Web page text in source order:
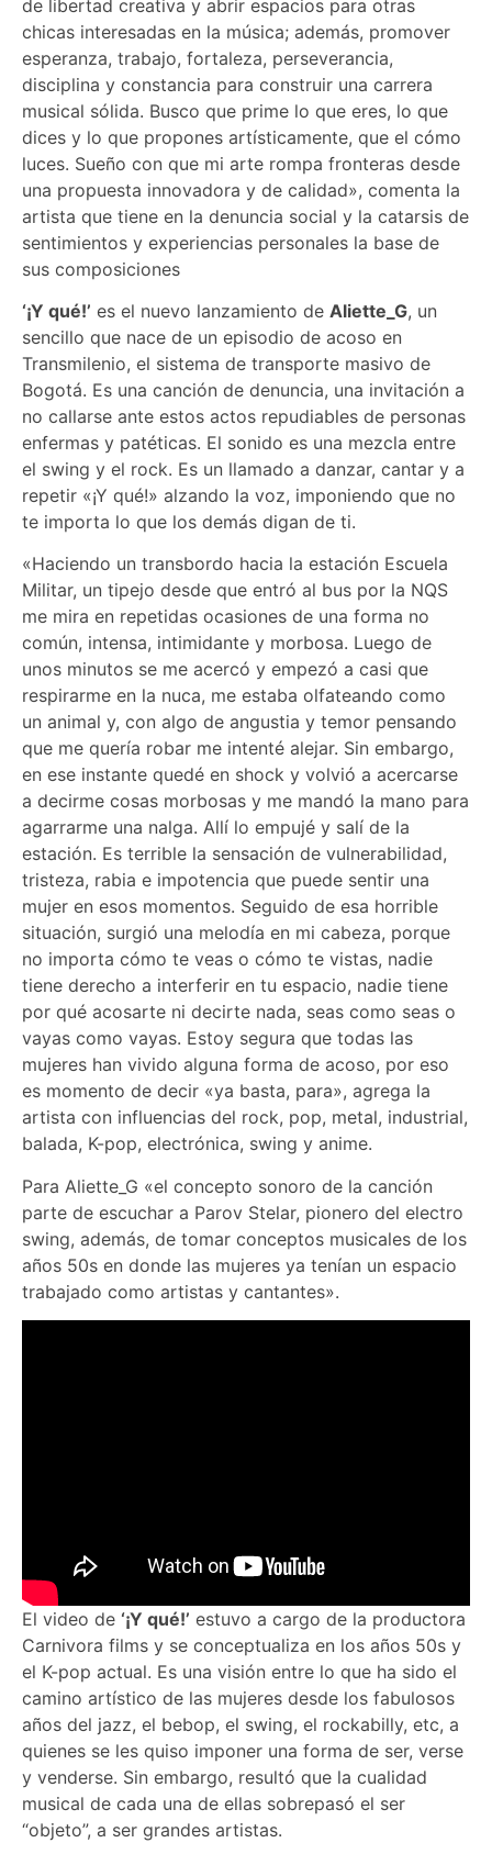
de libertad creativa y abrir espacios para otras
chicas interesadas en la música; además, promover
esperanza, trabajo, fortaleza, perseverancia,
disciplina y constancia para construir una carrera
musical sólida. Busco que prime lo que eres, lo que
dices y lo que propones artísticamente, que el cómo
luces. Sueño con que mi arte rompa fronteras desde
una propuesta innovadora y de calidad», comenta la
artista que tiene en la denuncia social y la catarsis de
sentimientos y experiencias personales la base de
sus composiciones
‘¡Y qué!’ es el nuevo lanzamiento de Aliette_G, un
sencillo que nace de un episodio de acoso en
Transmilenio, el sistema de transporte masivo de
Bogotá. Es una canción de denuncia, una invitación a
no callarse ante estos actos repudiables de personas
enfermas y patéticas. El sonido es una mezcla entre
el swing y el rock. Es un llamado a danzar, cantar y a
repetir «¡Y qué!» alzando la voz, imponiendo que no
te importa lo que los demás digan de ti.
«Haciendo un transbordo hacia la estación Escuela
Militar, un tipejo desde que entró al bus por la NQS
me mira en repetidas ocasiones de una forma no
común, intensa, intimidante y morbosa. Luego de
unos minutos se me acercó y empezó a casi que
respirarme en la nuca, me estaba olfateando como
un animal y, con algo de angustia y temor pensando
que me quería robar me intenté alejar. Sin embargo,
en ese instante quedé en shock y volvió a acercarse
a decirme cosas morbosas y me mandó la mano para
agarrarme una nalga. Allí lo empujé y salí de la
estación. Es terrible la sensación de vulnerabilidad,
tristeza, rabia e impotencia que puede sentir una
mujer en esos momentos. Seguido de esa horrible
situación, surgió una melodía en mi cabeza, porque
no importa cómo te veas o cómo te vistas, nadie
tiene derecho a interferir en tu espacio, nadie tiene
por qué acosarte ni decirte nada, seas como seas o
vayas como vayas. Estoy segura que todas las
mujeres han vivido alguna forma de acoso, por eso
es momento de decir «ya basta, para», agrega la
artista con influencias del rock, pop, metal, industrial,
balada, K-pop, electrónica, swing y anime.
Para Aliette_G «el concepto sonoro de la canción
parte de escuchar a Parov Stelar, pionero del electro
swing, además, de tomar conceptos musicales de los
años 50s en donde las mujeres ya tenían un espacio
trabajado como artistas y cantantes».
El video de ‘¡Y qué!’ estuvo a cargo de la productora
Carnivora films y se conceptualiza en los años 50s y
el K-pop actual. Es una visión entre lo que ha sido el
camino artístico de las mujeres desde los fabulosos
años del jazz, el bebop, el swing, el rockabilly, etc, a
quienes se les quiso imponer una forma de ser, verse
y venderse. Sin embargo, resultó que la cualidad
musical de cada una de ellas sobrepasó el ser
“objeto”, a ser grandes artistas.